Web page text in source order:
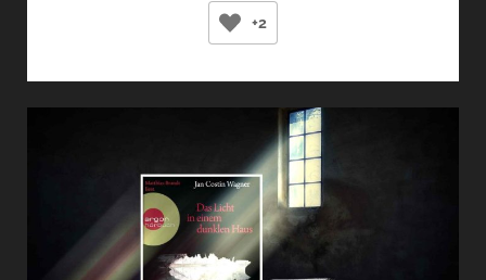
(ROBERT
SEETHALER)
+2